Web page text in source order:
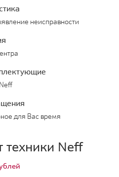
неисправности
для Вас время
Neff